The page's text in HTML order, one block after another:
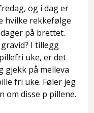
og i dag er
hvilke rekkefølge
på brettet.
I tillegg
uke, er det
gjekk på melleva
fri uke. Føler jeg
om disse p pillene.